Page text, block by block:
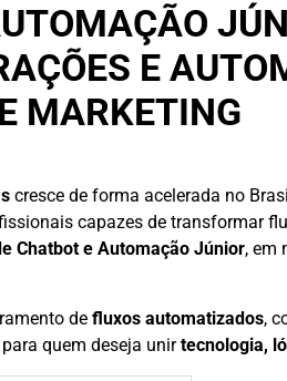
E
MARKETING
cresce de forma acelerada no
capazes de transformar
Chatbot e Automação Júnior, em
de fluxos automatizados,
quem deseja unirtecnologia,